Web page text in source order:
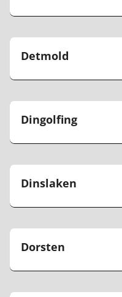
Detmold
Dingolfing
Dinslaken
Dorsten